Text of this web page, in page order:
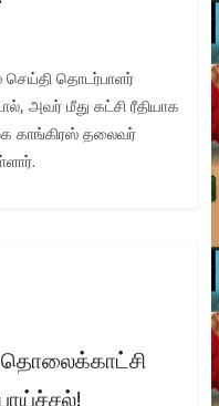
செய்தி தொடர்பாளர்
அவர் மீது கட்சி ரீதியாக
காங்கிரஸ் தலைவர்
தொலைக்காட்சி